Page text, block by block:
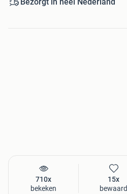
710x
bekeken
15x
bewaard